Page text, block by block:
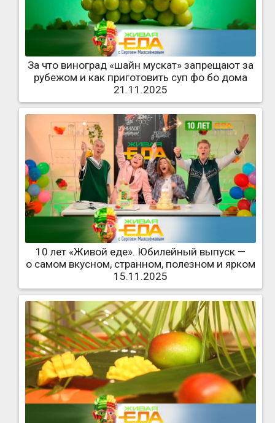
За что виноград «шайн мускат» запрещают за
рубежом и как приготовить суп фо бо дома
21.11.2025
10 лет «Живой еде». Юбилейный выпуск —
о самом вкусном, странном, полезном и ярком
15.11.2025